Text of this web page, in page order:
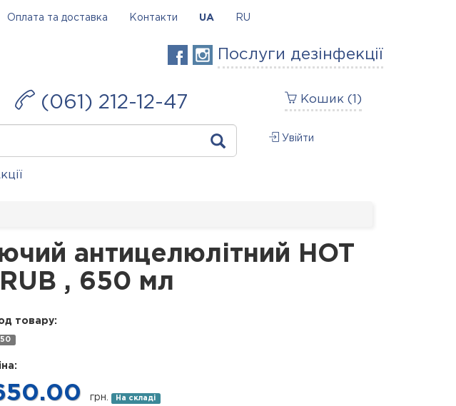
Оплата та доставка Контакти UA RU
Послуги дезінфекції
(061) 212-12-47 Кошик ( )
Увійти
антицелюлітний HOT
, 650 мл
товару:
грн. На складі